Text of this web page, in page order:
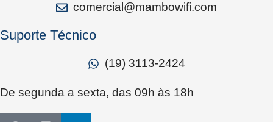
comercial@mambowifi.com
Suporte Técnico
(19) 3113-2424
De segunda a sexta, das 09h às 18h